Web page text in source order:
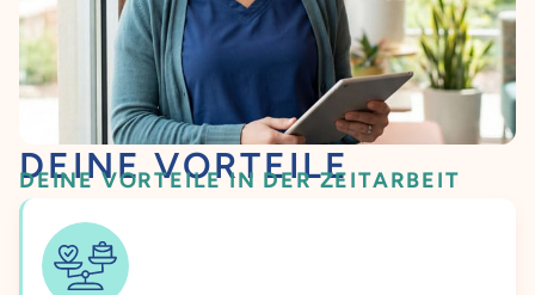
DEINE VORTEILE
DEINE VORTEILE IN DER ZEITARBEIT